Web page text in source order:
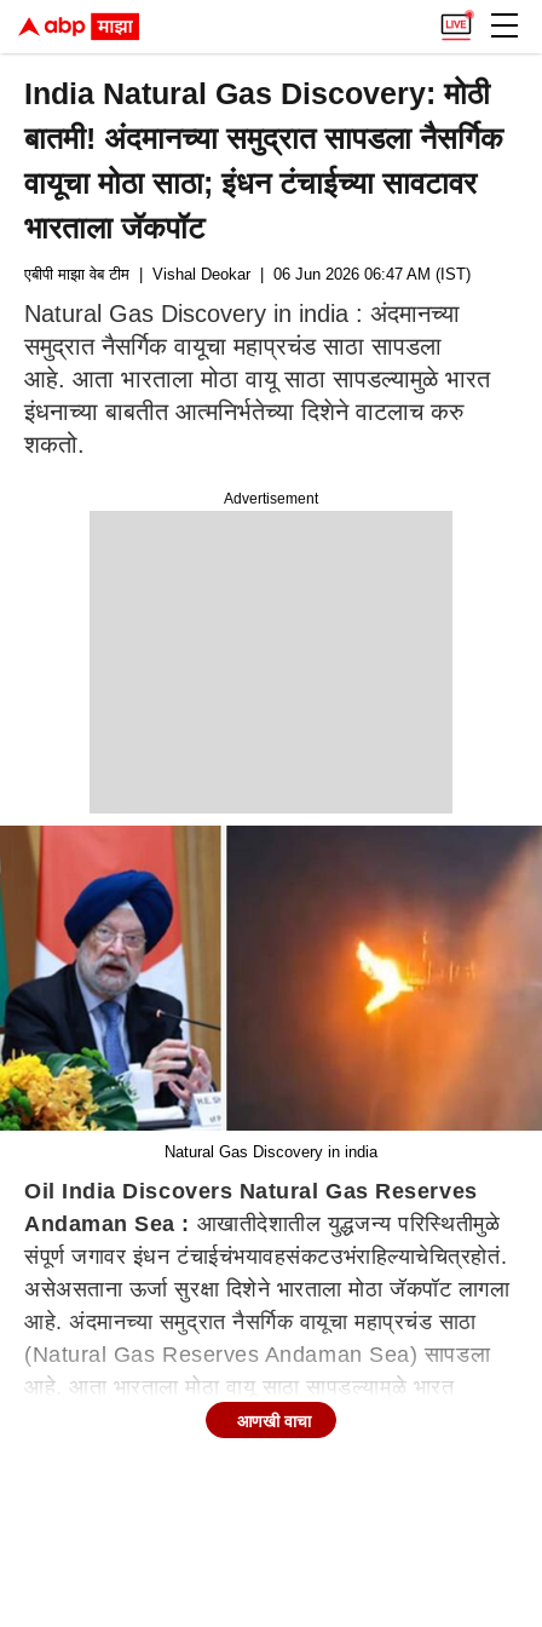
India Natural Gas Discovery: मोठी
बातमी! अंदमानच्या समुद्रात सापडला नैसर्गिक
वायूचा मोठा साठा; इंधन टंचाईच्या सावटावर
भारताला जॅकपॉट
Advertisement
एबीपी माझा वेब टीम | Vishal Deokar| 06 Jun 2026 06:47 AM (IST)
Natural Gas Discovery in india : अंदमानच्या
समुद्रात नैसर्गिक वायूचा महाप्रचंड साठा सापडला
आहे. आता भारताला मोठा वायू साठा सापडल्यामुळे भारत
इंधनाच्या बाबतीत आत्मनिर्भतेच्या दिशेने वाटलाच करु
शकतो.
Natural Gas Discovery in india
Oil India Discovers Natural Gas Reserves
Andaman Sea : आखातीदेशातील युद्धजन्य परिस्थितीमुळे
संपूर्ण जगावर इंधन टंचाईचंभयावहसंकटउभंराहिल्याचेचित्रहोतं.
असेअसतानाऊर्जा सुरक्षा दिशेने भारतालामोठाजॅकपॉट लागला
आहे. अंदमानच्या समुद्रात नैसर्गिक वायूचा महाप्रचंड साठा
(Natural Gas Reserves Andaman Sea) सापडला
आहे. आता भारताला मोठा वायू साठा सापडल्यामुळे भारत
इंधनाच्या बाबतीत आत्मनिर्भतेच्या दिशेने वाटलाच करु
आणखी वाचा